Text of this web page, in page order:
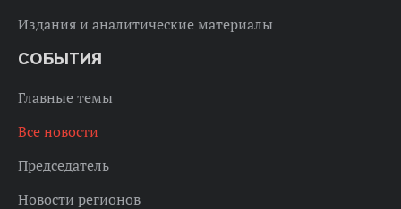
Издания и аналитические материалы
СОБЫТИЯ
Главные темы
Все новости
Председатель
Новости регионов